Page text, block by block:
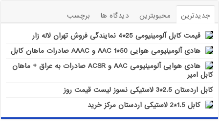
جدیدترین محبوبترین دیدگاه ها
برچسب
قیمت کابل آلومینیومی 25*4 نمایندگی فروش تهران لاله زار
هادی آلومینیومی هوایی 50*1 AAC و AAAC صادرات ماهان کابل
هادی هوایی آلومینیومی AAC و ACSR صادرات به عراق + ماهان
کابل امیر
کابل اردستان 2.5*3 لاستیکی نسوز لیست قیمت روز
کابل 1.5*2 لاستیکی اردستان مرکز خرید